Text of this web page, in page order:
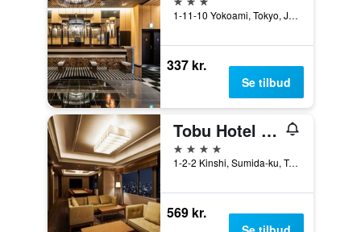
1-11-10 Yokoami, Tokyo, Japan
337 kr.
Se tilbud
Tobu Hotel Levant Tokyo
4 stjerner
1-2-2 Kinshi, Sumida-ku, Tokyo, Japan
569 kr.